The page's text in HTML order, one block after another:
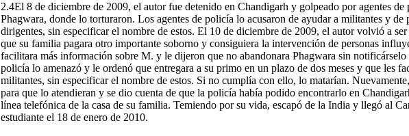
2.4El 8 de diciembre de 2009, el autor fue detenido en Chandigarh y golpeado por agentes de
Phagwara, donde lo torturaron. Los agentes de policía lo acusaron de ayudar a militantes y de
dirigentes, sin especificar el nombre de estos. El 10 de diciembre de 2009, el autor volvió a
que su familia pagara otro importante soborno y consiguiera la intervención de personas
facilitara más información sobre M. y le dijeron que no abandonara Phagwara sin
policía lo amenazó y le ordenó que entregara a su primo en un plazo de dos meses y que les
militantes, sin especificar el nombre de estos. Si no cumplía con ello, lo matarían.
para que lo atendieran y se dio cuenta de que la policía había podido encontrarlo en
línea telefónica de la casa de su familia. Temiendo por su vida, escapó de la India y llegó al
estudiante el 18 de enero de 2010.